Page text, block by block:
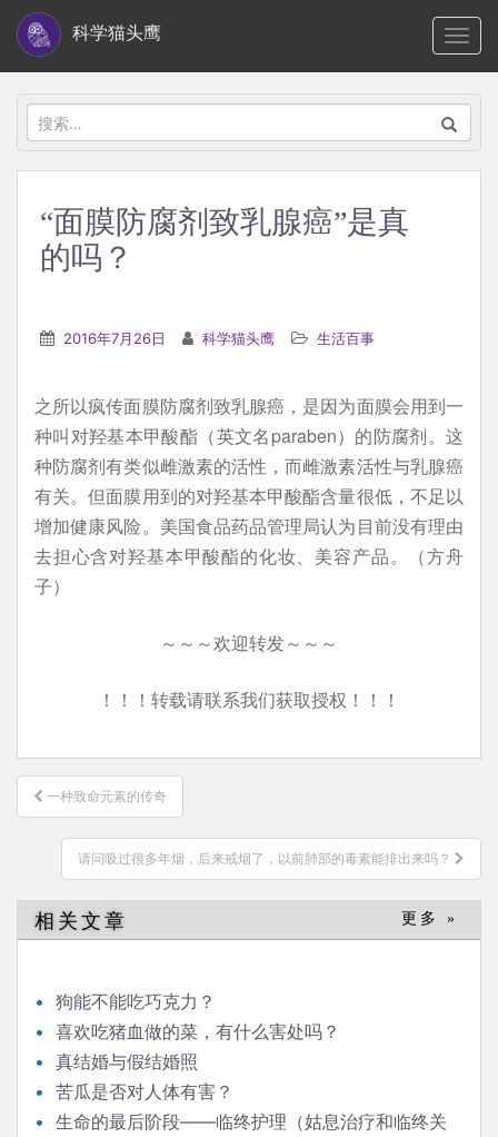
i
科学猫头鹰
搜
索：
“面膜防腐剂致乳腺癌”是真
的吗？
2016年7月26日 科学猫头鹰 生活百事
之所以疯传面膜防腐剂致乳腺癌，是因为面膜会用到一
种叫对羟基本甲酸酯（英文名paraben）的防腐剂。这
种防腐剂有类似雌激素的活性，而雌激素活性与乳腺癌
有关。但面膜用到的对羟基本甲酸酯含量很低，不足以
增加健康风险。美国食品药品管理局认为目前没有理由
去担心含对羟基本甲酸酯的化妆、美容产品。（方舟
子）
～～～欢迎转发～～～
！！！转载请联系我们获取授权！！！
文
章
一种致命元素的传奇
请问吸过很多年烟，后来戒烟了，以前肺部的毒素能排出来吗？
相关文章 更多 »
狗能不能吃巧克力？
喜欢吃猪血做的菜，有什么害处吗？
真结婚与假结婚照
苦瓜是否对人体有害？
生命的最后阶段——临终护理（姑息治疗和临终关